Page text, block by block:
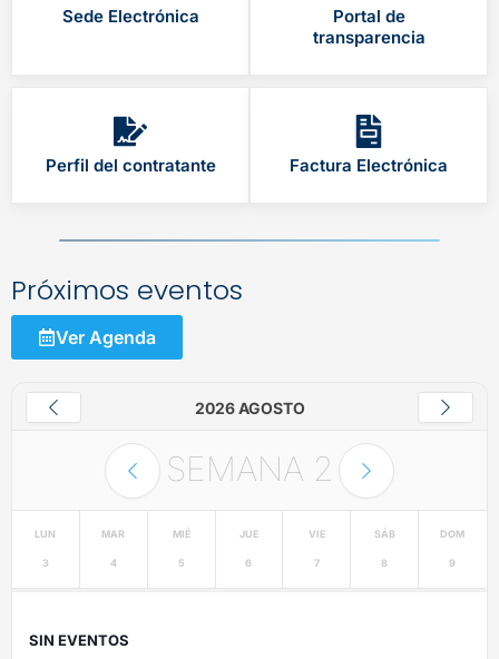
Sede Electrónica
Portal de
transparencia
Perfil del contratante Factura Electrónica
Próximos eventos
Ver Agenda
2026 AGOSTO
SEMANA 2
LUN
3
MAR
4
MIÉ
5
JUE
6
VIE
7
SÁB
8
DOM
9
SIN EVENTOS